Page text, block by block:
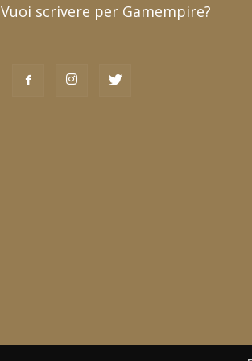
Vuoi scrivere per Gamempire?